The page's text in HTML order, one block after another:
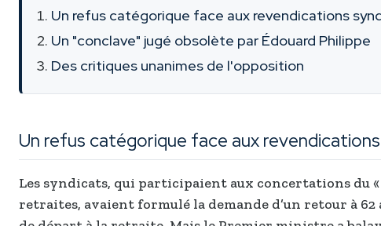
Un refus catégorique face aux revendications
Un "conclave" jugé obsolète par Édouard Philippe
Des critiques unanimes de l'opposition
Un refus catégorique face aux
Les syndicats, qui participaient aux concertations du «
retraites, avaient formulé la demande d’un retour à 62